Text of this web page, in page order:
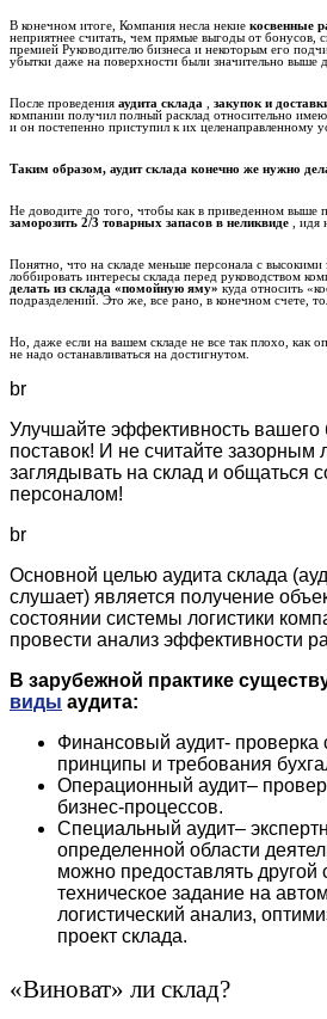
В конечном итоге, Компания несла некие косвенные
неприятнее считать, чем прямые выгоды от бонусов,
премией Руководителю бизнеса и некоторым его
убытки даже на поверхности были значительно выше
После проведения аудита склада закупок и
компании получил полный расклад относительно
и он постепенно приступил к их целенаправленному
Таким образом, аудит склада конечно же нужно
Не доводите до того, чтобы как в приведенном выше
заморозить 2/3 товарных запасов в неликвиде
,
Понятно, что на складе меньше персонала с высокими
лоббировать интересы склада перед руководством
делать из склада «помойную яму»куда относить
подразделений. Это же, все рано, в конечном счете,
Но, даже если на вашем складе не все так плохо, как
не надо останавливаться на достигнутом.
br
Улучшайте эффективность вашего
поставок! И не считайте зазорным
заглядывать на склад и общаться
персоналом!
br
Основной целью аудита склада
слушает) является получение
состоянии системы логистики
провести анализ эффективности
В зарубежной практике
виды аудита:
Финансовый аудит- проверка
принципы и требования
Операционный аудит–
бизнес-процессов.
Специальный аудит–
определенной области
можно предоставлять
техническое задание на
логистический анализ,
проект склада.
«Виноват» ли склад?